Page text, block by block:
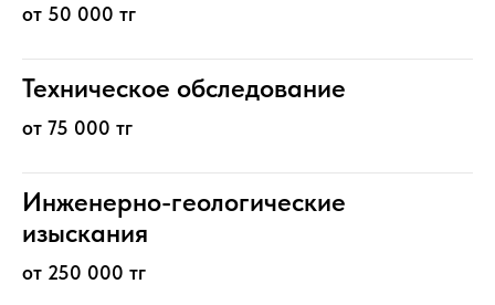
от 50 000 тг
Техническое обследование
от 75 000 тг
Инженерно-геологические
изыскания
от 250 000 тг